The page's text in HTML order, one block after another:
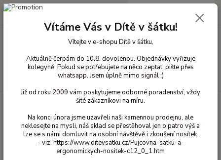
+420 603 818 836
0 Kč
Bavlněné oblečení pro děti Overaly bavlna dlouhý rukáv
92/98
Upřesnit parametry
Vítáme Vás v Dítě v šátku!
Vítejte v e-shopu Dítě v šátku,
Aktuálně čerpám do 10.8. dovolenou. Objednávky vyřizuje
kolegyně. Pokud se potřebujete na něco zeptat, pište přes
whatsapp. Jsem úplně mimo signál :)
Již od roku 2009 vám poskytujeme odborné poradenství, vždy
šité zákazníkovi na míru.
Na konci února jsme uzavřeli naši kamennou prodejnu, ale
neklesejte na mysli, náš sklad se přestěhoval jen o patro výš a
lze se s námi domluvit na osobní návštěvě i zkoušení nosítek.
- viz. https://www.ditevsatku.cz/Pujcovna-satku-a-
ergonomickych-nositek-c12_0_1.htm